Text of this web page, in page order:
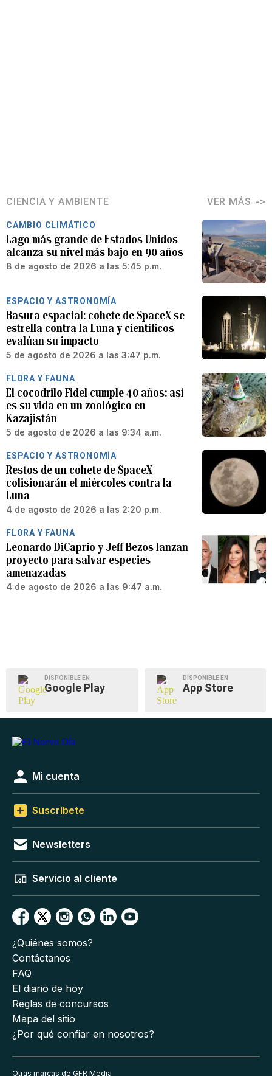
CIENCIA Y AMBIENTE VER MÁS
CAMBIO CLIMÁTICO
Lago más grande de Estados Unidos
alcanza su nivel más bajo en 90 años
8 de agosto de 2026 a las 5:45 p.m.
ESPACIO Y ASTRONOMÍA
Basura espacial: cohete de SpaceX se
estrella contra la Luna y científicos
evalúan su impacto
5 de agosto de 2026 a las 3:47 p.m.
FLORA Y FAUNA
El cocodrilo Fidel cumple 40 años: así
es su vida en un zoológico en
Kazajistán
5 de agosto de 2026 a las 9:34 a.m.
ESPACIO Y ASTRONOMÍA
Restos de un cohete de SpaceX
colisionarán el miércoles contra la
Luna
4 de agosto de 2026 a las 2:20 p.m.
FLORA Y FAUNA
Leonardo DiCaprio y Jeff Bezos lanzan
proyecto para salvar especies
amenazadas
4 de agosto de 2026 a las 9:47 a.m.
DISPONIBLE EN
Google Play
DISPONIBLE EN
App Store
Mi cuenta
Suscríbete
Newsletters
Servicio al cliente
¿Quiénes somos?
Contáctanos
FAQ
El diario de hoy
Reglas de concursos
Mapa del sitio
¿Por qué confiar en nosotros?
Otras marcas de GFR Media